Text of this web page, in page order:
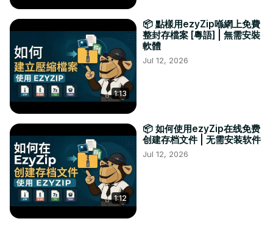
1:13
📦 點樣用ezyZip喺網上免費
整封存檔案 [粵語] | 無需安裝
軟體
Jul 12, 2026
1:12
📦 如何使用ezyZip在线免费
创建存档文件 | 无需安装软件
Jul 12, 2026